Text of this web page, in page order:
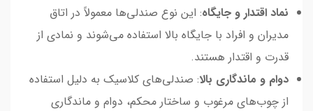
نماد اقتدار و جایگاه: این نوع صندلی‌ها معمولاً در اتاق
مدیران و افراد با جایگاه بالا استفاده می‌شوند و نمادی از
قدرت و اقتدار هستند.
دوام و ماندگاری بالا: صندلی‌های کلاسیک به دلیل استفاده
از چوب‌های مرغوب و ساختار محکم، دوام و ماندگاری